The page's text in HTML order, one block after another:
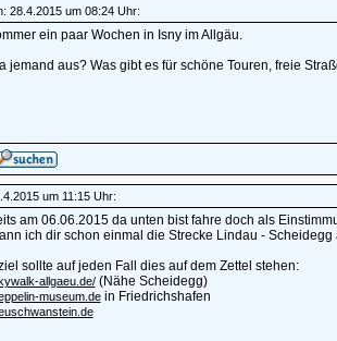
28.4.2015 um 08:24 Uhr:
ein paar Wochen in Isny im Allgäu.
jemand aus? Was gibt es für schöne Touren, freie
um 11:15 Uhr:
am 06.06.2015 da unten bist fahre doch als
ich dir schon einmal die Strecke Lindau -
sollte auf jeden Fall dies auf dem Zettel stehen:
allgaeu.de/(Nähe Scheidegg)
museum.dein Friedrichshafen